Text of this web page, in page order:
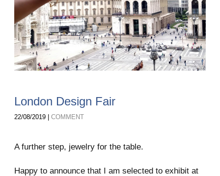
London Design Fair
22/08/2019 | COMMENT
A further step, jewelry for the table.
Happy to announce that I am selected to exhibit at